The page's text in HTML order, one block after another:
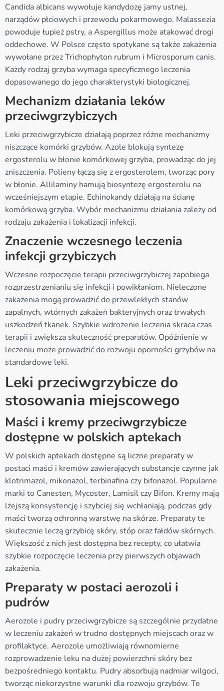
Candida albicans wywołuje kandydozę jamy ustnej,
narządów płciowych i przewodu pokarmowego. Malassezia
powoduje łupież pstry, a Aspergillus może atakować drogi
oddechowe. W Polsce często spotykane są także zakażenia
wywołane przez Trichophyton rubrum i Microsporum canis.
Każdy rodzaj grzyba wymaga specyficznego leczenia
dopasowanego do jego charakterystyki biologicznej.
Mechanizm działania leków
przeciwgrzybiczych
Leki przeciwgrzybicze działają poprzez różne mechanizmy
niszczące komórki grzybów. Azole blokują syntezę
ergosterolu w błonie komórkowej grzyba, prowadząc do jej
zniszczenia. Polieny łączą się z ergosterolem, tworząc pory
w błonie. Allilaminy hamują biosyntezę ergosterolu na
wcześniejszym etapie. Echinokandy działają na ścianę
komórkową grzyba. Wybór mechanizmu działania zależy od
rodzaju zakażenia i lokalizacji infekcji.
Znaczenie wczesnego leczenia
infekcji grzybiczych
Wczesne rozpoczęcie terapii przeciwgrzybiczej zapobiega
rozprzestrzenianiu się infekcji i powikłaniom. Nieleczone
zakażenia mogą prowadzić do przewlekłych stanów
zapalnych, wtórnych zakażeń bakteryjnych oraz trwałych
uszkodzeń tkanek. Szybkie wdrożenie leczenia skraca czas
terapii i zwiększa skuteczność preparatów. Opóźnienie w
leczeniu może prowadzić do rozwoju oporności grzybów na
standardowe leki.
Leki przeciwgrzybicze do
stosowania miejscowego
Maści i kremy przeciwgrzybicze
dostępne w polskich aptekach
W polskich aptekach dostępne są liczne preparaty w
postaci maści i kremów zawierających substancje czynne jak
klotrimazol, mikonazol, terbinafina czy bifonazol. Popularne
marki to Canesten, Mycoster, Lamisil czy Bifon. Kremy mają
lżejszą konsystencję i szybciej się wchłaniają, podczas gdy
maści tworzą ochronną warstwę na skórze. Preparaty te
skutecznie leczą grzybicę skóry, stóp oraz fałdów skórnych.
Większość z nich jest dostępna bez recepty, co ułatwia
szybkie rozpoczęcie leczenia przy pierwszych objawach
zakażenia.
Preparaty w postaci aerozoli i
pudrów
Aerozole i pudry przeciwgrzybicze są szczególnie przydatne
w leczeniu zakażeń w trudno dostępnych miejscach oraz w
profilaktyce. Aerozole umożliwiają równomierne
rozprowadzenie leku na dużej powierzchni skóry bez
bezpośredniego kontaktu. Pudry absorbują nadmiar wilgoci,
tworząc niekorzystne warunki dla rozwoju grzybów. Te